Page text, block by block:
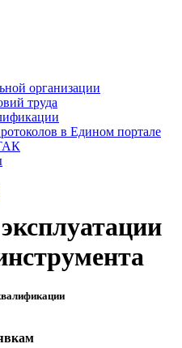
организации
труда
в Едином портале